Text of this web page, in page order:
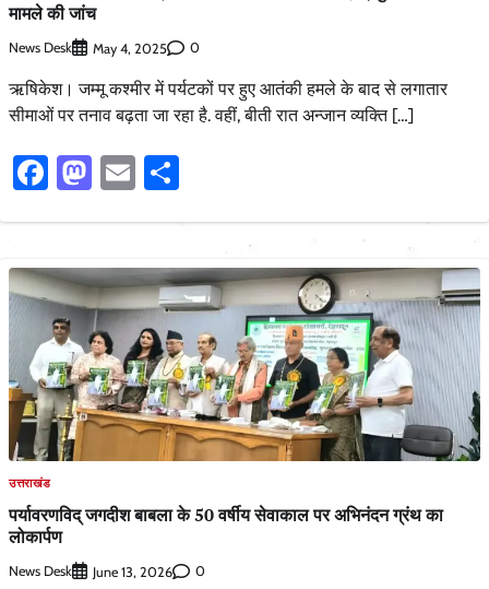
मामले की जांच
News Desk May 4, 2025 0
ऋषिकेश। जम्मू कश्मीर में पर्यटकों पर हुए आतंकी हमले के बाद से लगातार
सीमाओं पर तनाव बढ़ता जा रहा है. वहीं, बीती रात अन्जान व्यक्ति […]
Facebook
Mastodon
Email
उत्तराखंड
पर्यावरणविद् जगदीश बाबला के 50 वर्षीय सेवाकाल पर अभिनंदन ग्रंथ का
लोकार्पण
News Desk June 13, 2026 0